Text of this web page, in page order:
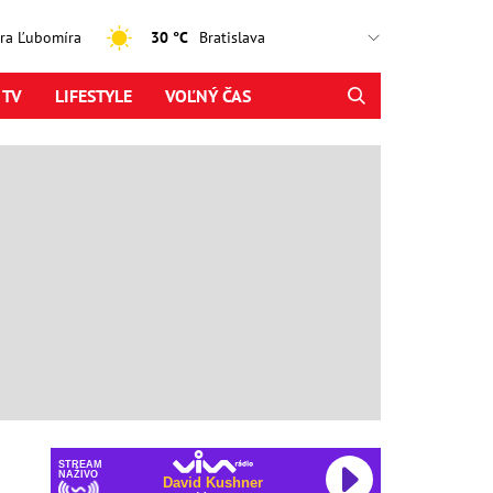
Ľubomíra 30 °C
LIFESTYLE VOĽNÝ ČAS
STREAM
NAŽIVO
David Kushner